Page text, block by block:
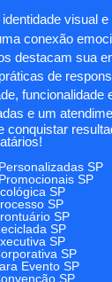
visual
conexão
destacam sua
de
funcionalidade
e um
SP
SP
SP
SP
SP
SP
SP
SP
Evento SP
SP